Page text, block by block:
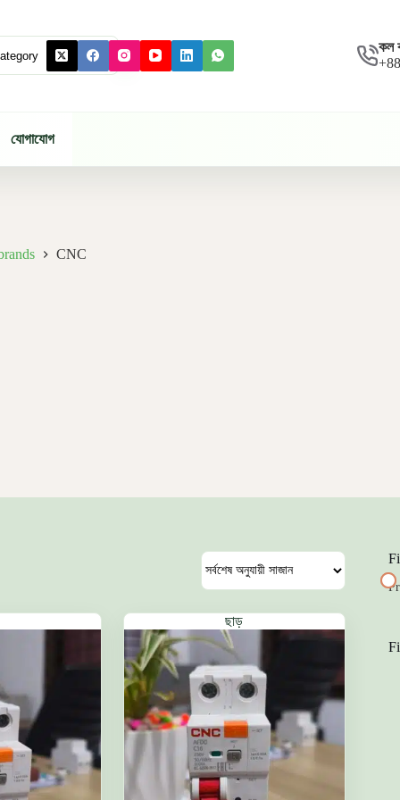
কল
যোগাযোগ
CNC
ছাড়